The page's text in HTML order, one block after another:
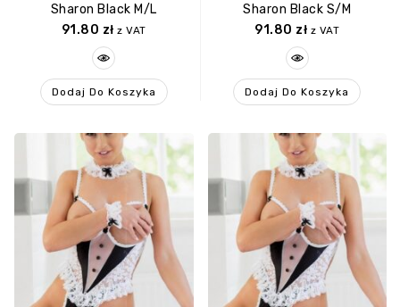
Sharon Black M/L
91.80 zł z VAT
Dodaj Do Koszyka
Sharon Black S/M
91.80 zł z VAT
Dodaj Do Koszyka